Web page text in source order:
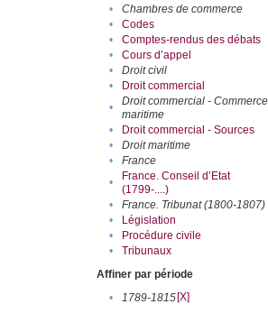
•
Chambres de commerce
•
Codes
•
Comptes-rendus des débats
•
Cours d’appel
•
Droit civil
•
Droit commercial
•
Droit commercial - Commerce
maritime
• Droit commercial - Sources
•
Droit maritime
•
France
•
France. Conseil d’Etat
(1799-....)
• France. Tribunat (1800-1807)
•
Législation
•
Procédure civile
•
Tribunaux
Affiner par période
•
1789-1815[X]